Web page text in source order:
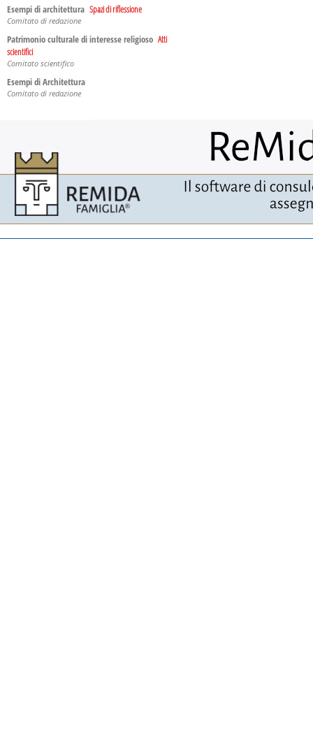
Esempi di architettura Spazi di riflessione
Comitato di redazione
Patrimonio culturale di interesse religioso Atti
scientifici
Comitato scientifico
Esempi di Architettura
Comitato di redazione
Patrimonio culturale di interesse religioso
risultati di ricerche
Comitato scientifico